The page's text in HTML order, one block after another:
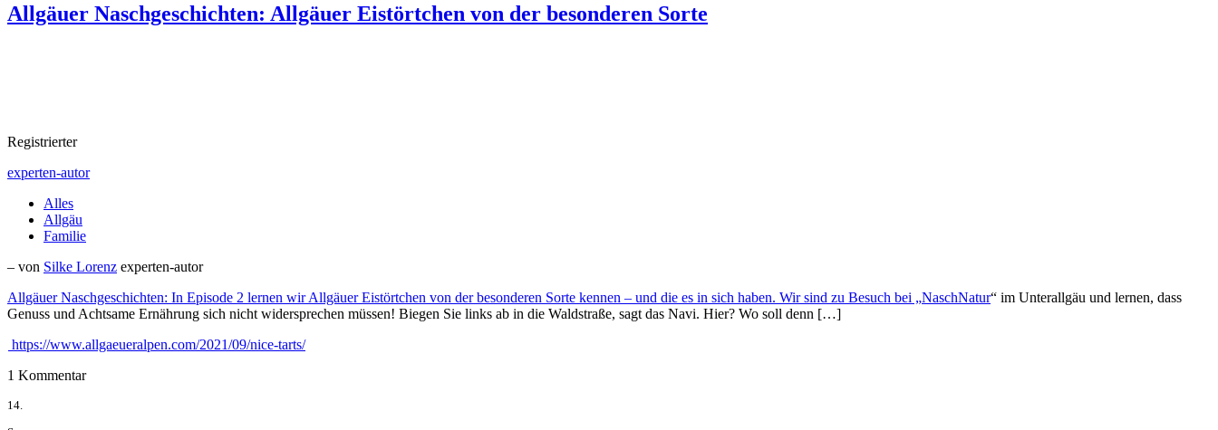
Allgäuer Naschgeschichten: Allgäuer Eistörtchen von der besonderen Sorte
Registrierter
experten-autor
Alles
Allgäu
Familie
– von Silke Lorenz experten-autor
Allgäuer Naschgeschichten: In Episode 2 lernen wir Allgäuer Eistörtchen von der besonderen Sorte kennen – und die es in sich haben. Wir sind zu Besuch bei „NaschNatur“ im Unterallgäu und lernen, dass
Genuss und Achtsame Ernährung sich nicht widersprechen müssen! Biegen Sie links ab in die Waldstraße, sagt das Navi. Hier? Wo soll denn […]
https://www.allgaeueralpen.com/2021/09/nice-tarts/
1 Kommentar
14.